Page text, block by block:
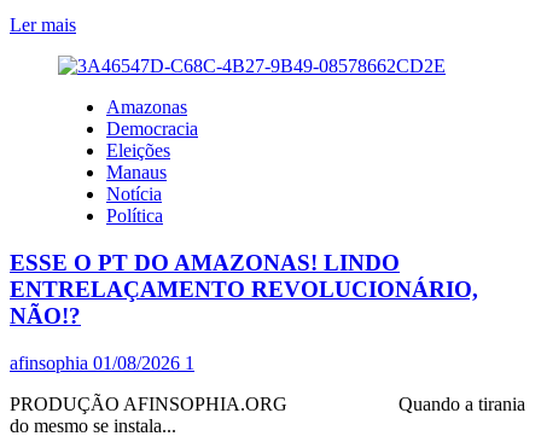
Ler maisLeia
sobre
PL,
AO
INDICAR
CHAPA
PURO-
SANGUE,
O
NAZIFASCISMO
DAS
DIREITAS
Amazonas
Democracia
Eleições
Manaus
Notícia
Política
ESSE O PT DO AMAZONAS! LINDO
ENTRELAÇAMENTO REVOLUCIONÁRIO,
NÃO!?
afinsophia 01/08/2026 1
PRODUÇÃO AFINSOPHIA.ORG Quando a tirania
do mesmo se instala...